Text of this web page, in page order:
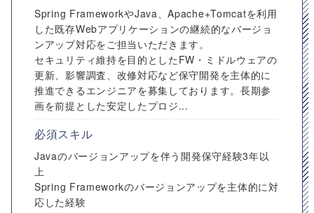
Spring FrameworkやJava、Apache+Tomcatを利用
した既存Webアプリケーションの継続的なバージョ
ンアップ対応をご担当いただきます。
セキュリティ維持を目的としたFW・ミドルウェアの
更新、影響調査、改修対応など保守開発を主体的に
推進できるエンジニアを募集しております。長期参
画を前提とした安定したプロジ...
必須スキル
Javaのバージョンアップを伴う開発保守経験3年以
上
Spring Frameworkのバージョンアップを主体的に対
応した経験